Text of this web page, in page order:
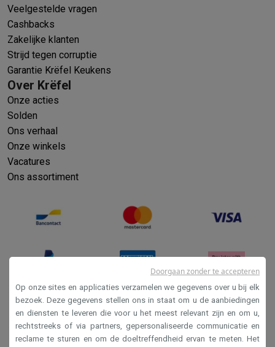
Veelgestelde vragen
Cashbacks
Zakelijke klanten
Strijd tegen corruptie
Garantie Krëfel Keukens
Over Krëfel
Onze acties
Solden
Ons verhaal
Onze winkels
Vacatures
Ons assortiment
Verkoopsvoorwaarden
Privacy
Op onze sites en applicaties verzamelen we gegevens over u bij elk
bezoek. Deze gegevens stellen ons in staat om u de aanbiedingen
en diensten te leveren die voor u het meest relevant zijn en om u,
rechtstreeks of via partners, gepersonaliseerde communicatie en
reclame te sturen en om de doeltreffendheid ervan te meten. Het
Doorgaan zonder te accepteren